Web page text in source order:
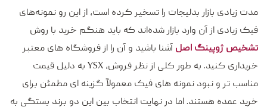
مدت زیادی بازار بدلیجات را تسخیر کرده است، از این رو نمونه‌های
فیک زیادی از آن وارد بازار شده‌اند که باید هنگم خرید با روش
تشخیص ژوپینگ اصل آشنا باشید و آن را از فروشگاه های معتبر
خریداری کنید. به طور کلی از نظر فروش، YSX به دلیل قیمت
مناسب تر و نبود نمونه های فیک معمولاً گزینه ای مطمئن برای
خرید عمده هستند. اما در نهایت انتخاب بین این دو برند بستگی به